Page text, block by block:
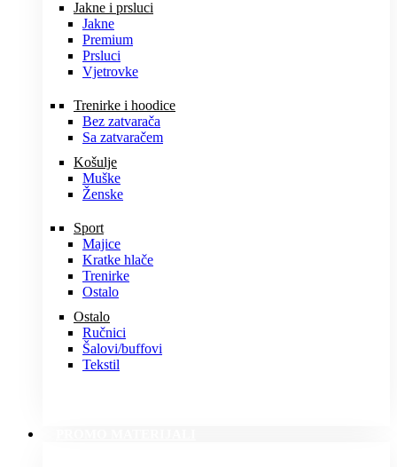
Jakne i prsluci
Jakne
Premium
Prsluci
Vjetrovke
Trenirke i hoodice
Bez zatvarača
Sa zatvaračem
Košulje
Muške
Ženske
Sport
Majice
Kratke hlače
Trenirke
Ostalo
Ostalo
Ručnici
Šalovi/buffovi
Tekstil